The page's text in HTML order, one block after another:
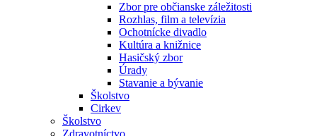
Zbor pre občianske záležitosti
Rozhlas, film a televízia
Ochotnícke divadlo
Kultúra a knižnice
Hasičský zbor
Úrady
Stavanie a bývanie
Školstvo
Cirkev
Školstvo
Zdravotníctvo